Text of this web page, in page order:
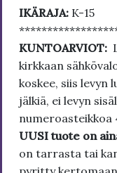
IKÄRAJA: K-15
KUNTOARVIOT:
kirkkaan
koskee, siis levyn
jälkiä, ei levyn
numeroasteikkoa
UUSI tuote on
on tarrasta tai